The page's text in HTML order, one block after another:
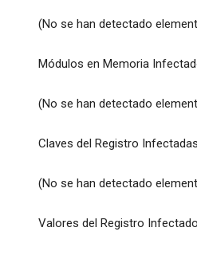
(No se han detectado
Módulos en Memoria
(No se han detectado
Claves del Registro
(No se han detectado
Valores del Registro